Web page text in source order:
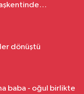
dönüştü
baba - oğul birlikte